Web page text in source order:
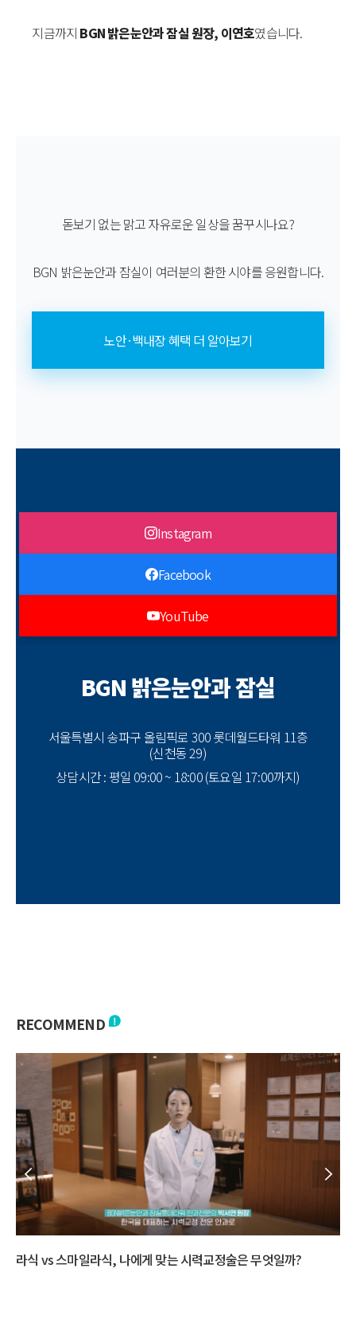
지금까지 BGN 밝은눈안과 잠실 원장, 이연호였습니다.
돋보기 없는 맑고 자유로운 일상을 꿈꾸시나요?
BGN 밝은눈안과 잠실이 여러분의 환한 시야를 응원합니다.
노안·백내장 혜택 더 알아보기
Instagram
Facebook
YouTube
BGN 밝은눈안과 잠실
서울특별시 송파구 올림픽로 300 롯데월드타워 11층
(신천동 29)
상담시간 : 평일 09:00 ~ 18:00 (토요일 17:00까지)
RECOMMEND
다초점 수술 고민된다면? 백내장 수술 방법 총정리